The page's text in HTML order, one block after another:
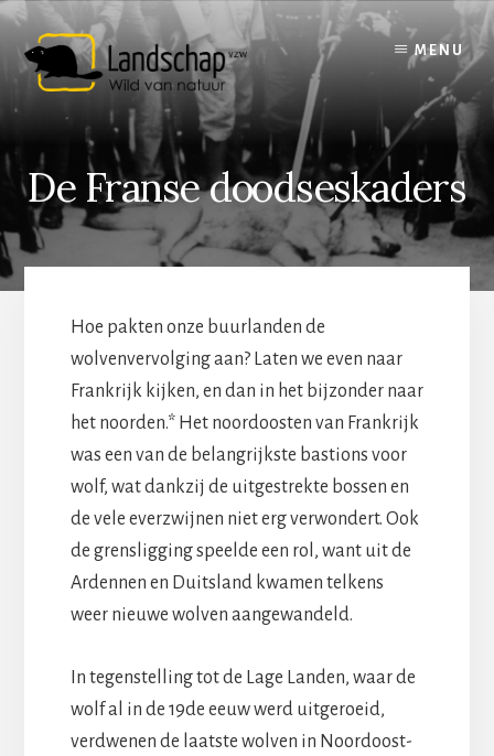
Skip
content
MENU
De Franse doodseskaders
Hoe pakten onze buurlanden de
wolvenvervolging aan? Laten we even naar
Frankrijk kijken, en dan in het bijzonder naar
het noorden.* Het noordoosten van Frankrijk
was een van de belangrijkste bastions voor
wolf, wat dankzij de uitgestrekte bossen en
de vele everzwijnen niet erg verwondert. Ook
de grensligging speelde een rol, want uit de
Ardennen en Duitsland kwamen telkens
weer nieuwe wolven aangewandeld.
In tegenstelling tot de Lage Landen, waar de
wolf al in de 19de eeuw werd uitgeroeid,
verdwenen de laatste wolven in Noordoost-